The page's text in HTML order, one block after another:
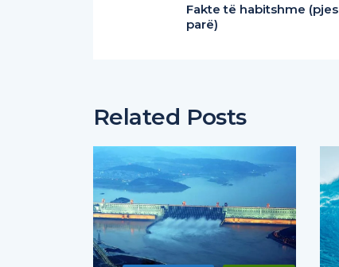
Fakte të habitshme
parë)
Related Posts